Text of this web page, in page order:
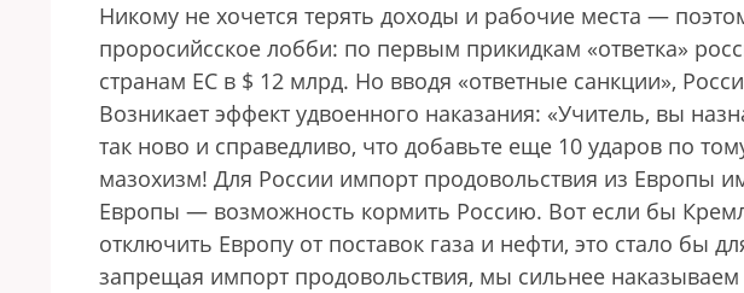
Никому не хочется терять доходы и рабочие места —
проросийсское лобби: по первым прикидкам «ответка»
странам ЕС в $ 12 млрд. Но вводя «ответные санкции»,
Возникает эффект удвоенного наказания: «Учитель, вы
так ново и справедливо, что добавьте еще 10 ударов по
мазохизм! Для России импорт продовольствия из Европы
Европы — возможность кормить Россию. Вот если бы
отключить Европу от поставок газа и нефти, это стало бы
запрещая импорт продовольствия, мы сильнее